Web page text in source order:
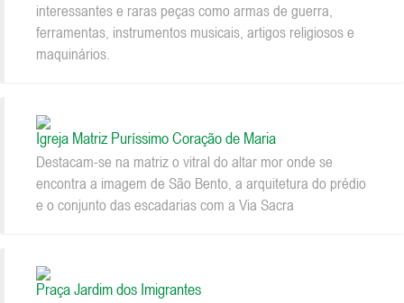
interessantes e raras peças como armas de guerra,
ferramentas, instrumentos musicais, artigos religiosos e
maquinários.
Igreja Matriz Puríssimo Coração de Maria
Destacam-se na matriz o vitral do altar mor onde se
encontra a imagem de São Bento, a arquitetura do prédio
e o conjunto das escadarias com a Via Sacra
Praça Jardim dos Imigrantes